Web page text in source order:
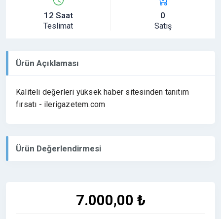
12 Saat
Teslimat
0
Satış
Ürün Açıklaması
Kaliteli değerleri yüksek haber sitesinden tanıtım
fırsatı - ilerigazetem.com
Ürün Değerlendirmesi
7.000,00 ₺